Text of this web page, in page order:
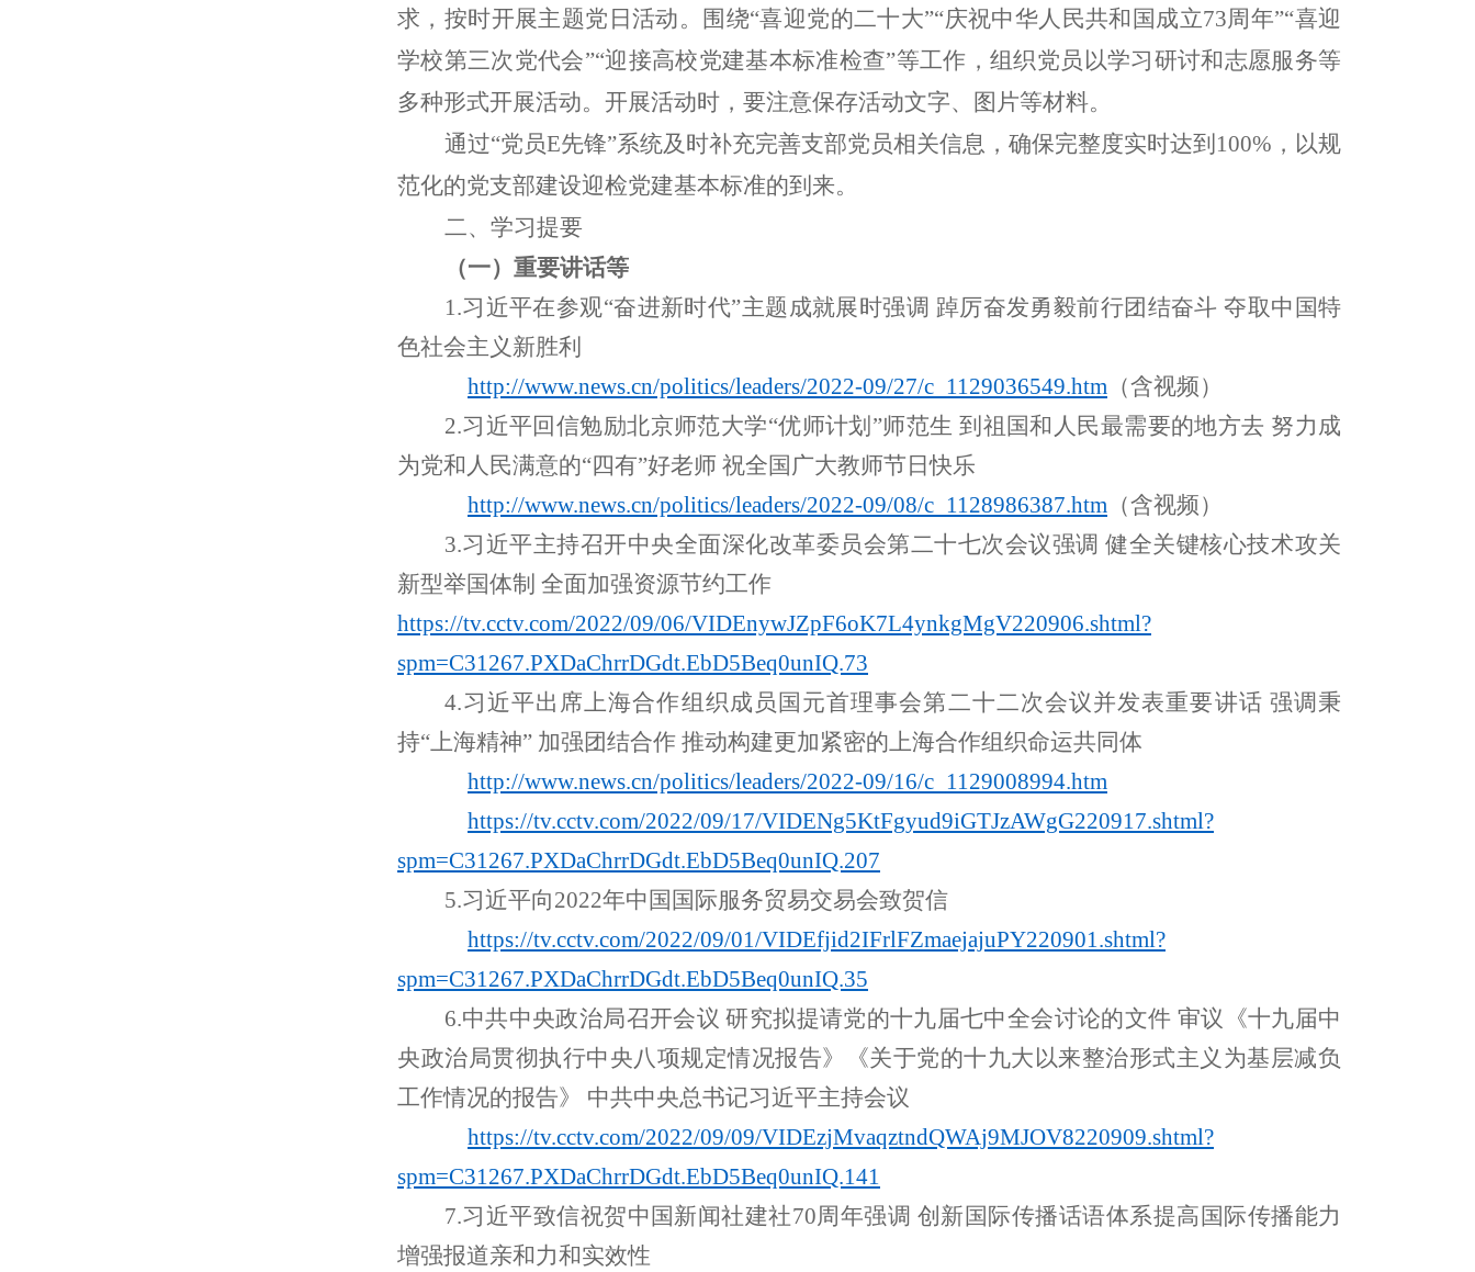
求，按时开展主题党日活动。 围绕“喜迎党的二十大”“庆祝中华人民共和国成立73周年”“喜迎
学校第三次党代会”“迎接高校党建基本标准检查”等工作，组织党员以学习研讨和志愿服务等
多种形式开展活动。 开展活动时，要注意保存活动文字、图片等材料。
通过“党员E先锋”系统及时补充完善支部党员相关信息，确保完整度实时达到100% ， 以规
范化的党支部建设迎检党建基本标准的到来。
二、学习提要
（一）重要讲话等
1.习近平在参观“奋进新时代”主题成就展时强调 踔厉奋发勇毅前行团结奋斗 夺取中国特
色社会主义新胜利
http://www.news.cn/politics/leaders/2022-09/27/c_1129036549.htm （含视频）
2.习近平回信勉励北京师范大学“优师计划”师范生 到祖国和人民最需要的地方去 努力成
为党和人民满意的“四有”好老师 祝全国广大教师节日快乐
http://www.news.cn/politics/leaders/2022-09/08/c_1128986387.htm （含视频）
3.习近平主持召开中央全面深化改革委员会第二十七次会议强调 健全关键核心技术攻关
新型举国体制 全面加强资源节约工作
https://tv.cctv.com/2022/09/06/VIDEnywJZpF6oK7L4ynkgMgV220906.shtml?
spm=C31267.PXDaChrrDGdt.EbD5Beq0unIQ.73
4.习近平出席上海合作组织成员国元首理事会第二十二次会议并发表重要讲话 强调秉
持“上海精神” 加强团结合作 推动构建更加紧密的上海合作组织命运共同体
http://www.news.cn/politics/leaders/2022-09/16/c_1129008994.htm
https://tv.cctv.com/2022/09/17/VIDENg5KtFgyud9iGTJzAWgG220917.shtml?
spm=C31267.PXDaChrrDGdt.EbD5Beq0unIQ.207
5.习近平向2022年中国国际服务贸易交易会致贺信
https://tv.cctv.com/2022/09/01/VIDEfjid2IFrlFZmaejajuPY220901.shtml?
spm=C31267.PXDaChrrDGdt.EbD5Beq0unIQ.35
6.中共中央政治局召开会议 研究拟提请党的十九届七中全会讨论的文件 审议《十九届中
央政治局贯彻执行中央八项规定情况报告》《关于党的十九大以来整治形式主义为基层减负
工作情况的报告》 中共中央总书记习近平主持会议
https://tv.cctv.com/2022/09/09/VIDEzjMvaqztndQWAj9MJOV8220909.shtml?
spm=C31267.PXDaChrrDGdt.EbD5Beq0unIQ.141
7.习近平致信祝贺中国新闻社建社70周年强调 创新国际传播话语体系提高国际传播能力
增强报道亲和力和实效性